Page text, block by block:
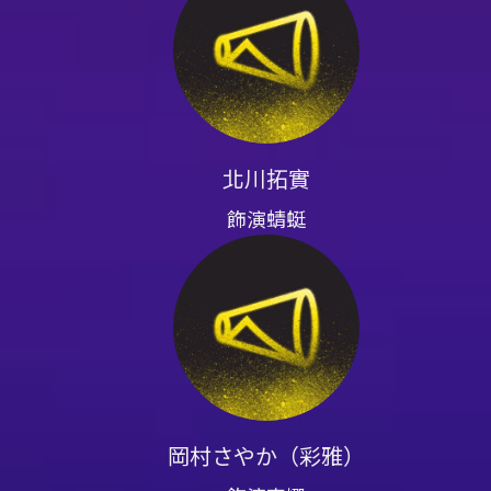
席次有限售完為止。 - 座位視
禁止錄音、錄影、直播、拍照
結，未依規定者視同未購票不
場時須同時出示證件並同時入
規定辦理退票，不負交通、食宿
北川拓實
飾演蜻蜓
岡村さやか（彩雅）